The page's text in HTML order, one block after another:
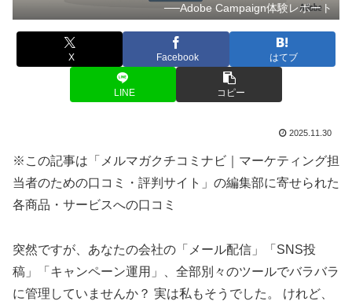
──Adobe Campaign体験レポート
X Facebook はてブ
LINE コピー
2025.11.30
※この記事は「メルマガクチコミナビ｜マーケティング担
当者のための口コミ・評判サイト」の編集部に寄せられた
各商品・サービスへの口コミ
突然ですが、あなたの会社の「メール配信」「SNS投
稿」「キャンペーン運用」、全部別々のツールでバラバラ
に管理していませんか？ 実は私もそうでした。 けれど、